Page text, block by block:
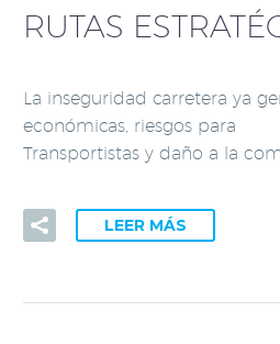
RUTAS
La inseguridad carretera ya
económicas, riesgos para
Transportistas y daño a la
LEER MÁS